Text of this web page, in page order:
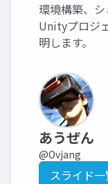
環境構築、
Unityプロジ
明します。
あうぜん
@Ovjang
スライド